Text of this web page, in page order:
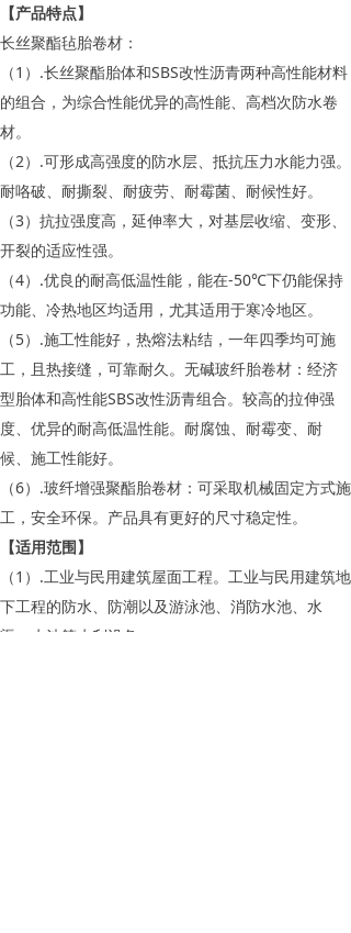
【产品特点】
长丝聚酯毡胎卷材：
（1）.长丝聚酯胎体和SBS改性沥青两种高性能材料
的组合，为综合性能优异的高性能、高档次防水卷
材。
（2）.可形成高强度的防水层、抵抗压力水能力强。
耐咯破、耐撕裂、耐疲劳、耐霉菌、耐候性好。
（3）抗拉强度高，延伸率大，对基层收缩、变形、
开裂的适应性强。
（4）.优良的耐高低温性能，能在-50℃下仍能保持
功能、冷热地区均适用，尤其适用于寒冷地区。
（5）.施工性能好，热熔法粘结，一年四季均可施
工，且热接缝，可靠耐久。无碱玻纤胎卷材：经济
型胎体和高性能SBS改性沥青组合。较高的拉伸强
度、优异的耐高低温性能。耐腐蚀、耐霉变、耐
候、施工性能好。
（6）.玻纤增强聚酯胎卷材：可采取机械固定方式施
工，安全环保。产品具有更好的尺寸稳定性。
【适用范围】
（1）.工业与民用建筑屋面工程。工业与民用建筑地
下工程的防水、防潮以及游泳池、消防水池、水
渠、水池等水利设备。